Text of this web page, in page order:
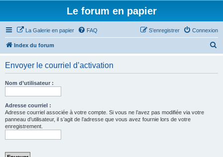
Le forum en papier
La Galerie en papier FAQ Connexion
S’enregistrer
Index du forum
Envoyer le courriel d’activation
Nom d’utilisateur :
Adresse courriel :
Adresse courriel associée à votre compte. Si vous ne l’avez pas modifiée via votre
panneau d’utilisateur, il s’agit de l’adresse que vous avez fournie lors de votre
enregistrement.